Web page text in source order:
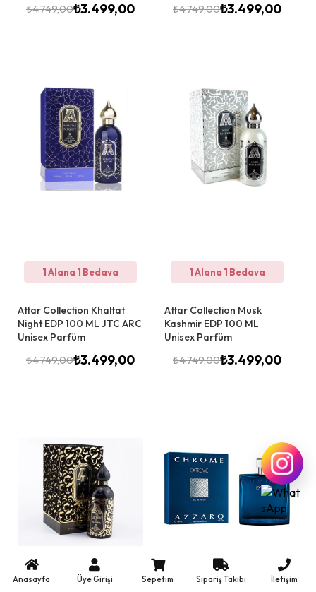
₺4.749,00₺3.499,00 ₺4.749,00₺3.499,00
1 Alana 1 Bedava
Attar Collection Khaltat
Night EDP 100 ML JTC ARC
Unisex Parfüm
₺4.749,00₺3.499,00
1 Alana 1 Bedava
Attar Collection Musk
Kashmir EDP 100 ML
Unisex Parfüm
₺4.749,00₺3.499,00
Anasayfa Üye Girişi Sepetim Sipariş Takibi İletişim